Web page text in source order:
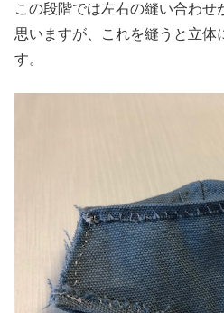
この段階では左右の縫い合わせ
思いますが、これを縫うと立体
す。